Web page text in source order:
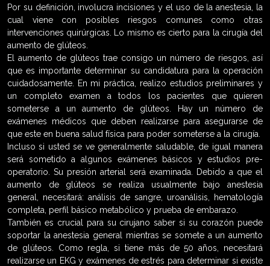
Por su definición, involucra incisiones y el uso de la anestesia, la
cual viene con posibles riesgos comunes como otras
intervenciones quirúrgicas. Lo mismo es cierto para la cirugía del
aumento de glúteos.
El aumento de glúteos trae consigo un número de riesgos, así
que es importante determinar su candidatura para la operación
cuidadosamente. En mi práctica, realizo estudios preliminares y
un completo examen a todos los pacientes que quieren
someterse a un aumento de glúteos. Hay un número de
exámenes médicos que deben realizarse para asegurarse de
que este en buena salud física para poder someterse a la cirugía.
Incluso si usted se ve generalmente saludable, de igual manera
será sometido a algunos exámenes básicos y estudios pre-
operatorio. Su presión arterial será examinada. Debido a que el
aumento de glúteos se realiza usualmente bajo anestesia
general, necesitará: análisis de sangre, uroanálisis, hematología
completa, perfil básico metabólico y prueba de embarazo.
También es crucial para su cirujano saber si su corazón puede
soportar la anestesia general mientras se somete a un aumento
de glúteos. Como regla, si tiene más de 50 años, necesitará
realizarse un EKG y exámenes de estrés para determinar si existe